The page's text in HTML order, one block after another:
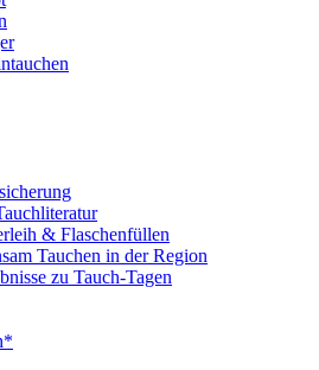
& Flaschenfüllen
Tauchen in der Region
zu Tauch-Tagen